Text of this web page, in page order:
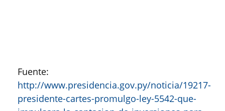
Fuente:
http://www.presidencia.gov.py/noticia/19217-
presidente-cartes-promulgo-ley-5542-que-